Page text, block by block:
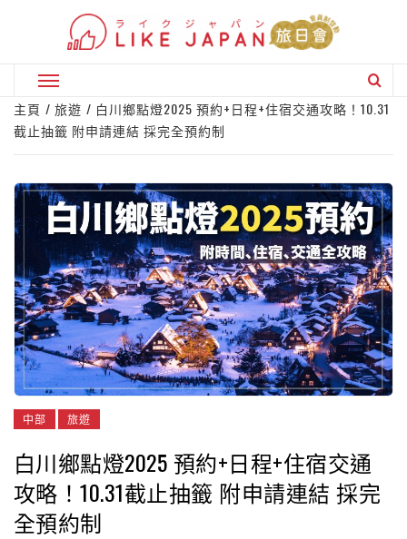
Primary
Menu
主頁 旅遊
白川鄉點燈2025 預約+日程+住宿交通攻略！10.31
截止抽籤 附申請連結 採完全預約制
中部 旅遊
白川鄉點燈2025 預約+日程+住宿交通
攻略！10.31截止抽籤 附申請連結 採完
全預約制